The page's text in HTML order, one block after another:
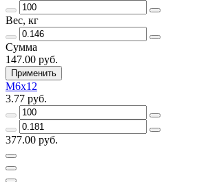
Вес, кг
Сумма
147.00 руб.
Применить
М6х12
3.77 руб.
377.00 руб.